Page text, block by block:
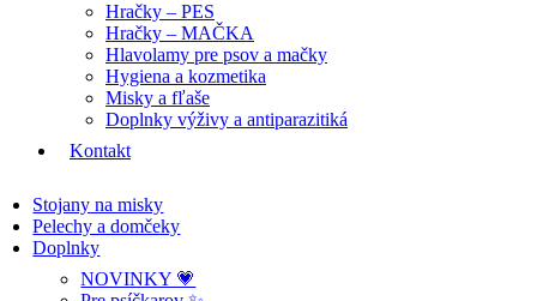
Hračky – PES
Hračky – MAČKA
Hlavolamy pre psov a mačky
Hygiena a kozmetika
Misky a fľaše
Doplnky výživy a antiparazitiká
Kontakt
Stojany na misky
Pelechy a domčeky
Doplnky
NOVINKY 💗